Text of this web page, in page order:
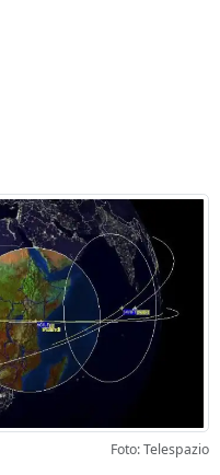
Foto: Telespazio